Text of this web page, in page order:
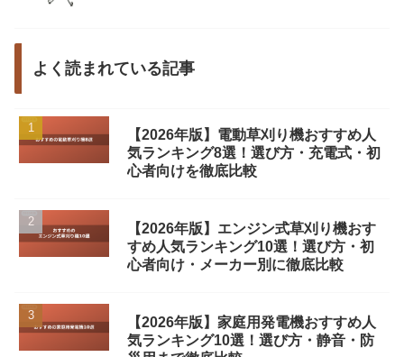
よく読まれている記事
【2026年版】電動草刈り機おすすめ人
気ランキング8選！選び方・充電式・初
心者向けを徹底比較
【2026年版】エンジン式草刈り機おす
すめ人気ランキング10選！選び方・初
心者向け・メーカー別に徹底比較
【2026年版】家庭用発電機おすすめ人
気ランキング10選！選び方・静音・防